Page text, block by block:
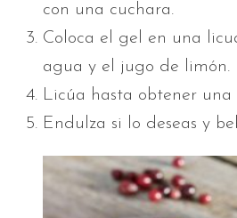
con una cuchara.
Coloca el gel en una
agua y el jugo de limón.
Licúa hasta obtener una
Endulza si lo deseas y